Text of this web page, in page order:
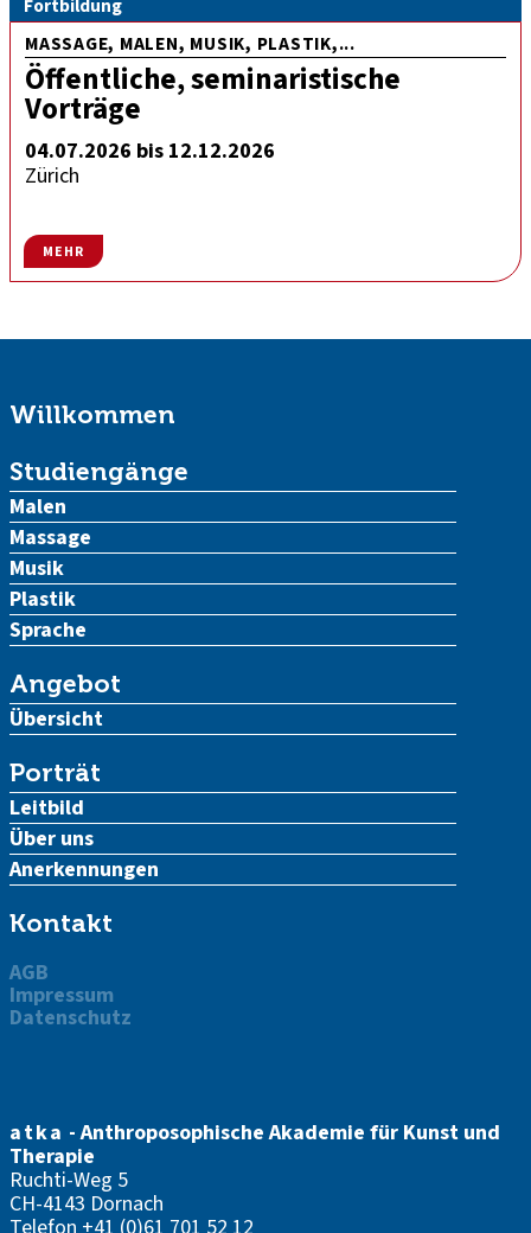
Fortbildung
MASSAGE, MALEN, MUSIK, PLASTIK,...
Öffentliche, seminaristische
Vorträge
04.07.2026 bis 12.12.2026
Zürich
MEHR
Willkommen
Studiengänge
Malen
Massage
Musik
Plastik
Sprache
Angebot
Übersicht
Porträt
Leitbild
Über uns
Anerkennungen
Kontakt
AGB
Impressum
Datenschutz
atka - Anthroposophische Akademie für Kunst und
Therapie
Ruchti-Weg 5
CH-4143 Dornach